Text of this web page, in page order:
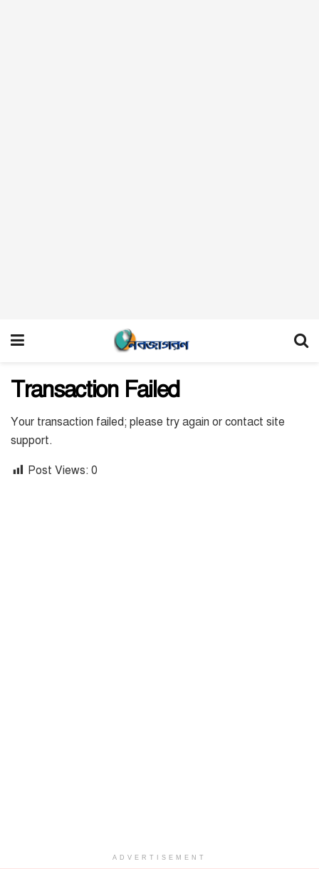
Transaction Failed
Your transaction failed; please try again or contact site
support.
Post Views: 0
ADVERTISEMENT